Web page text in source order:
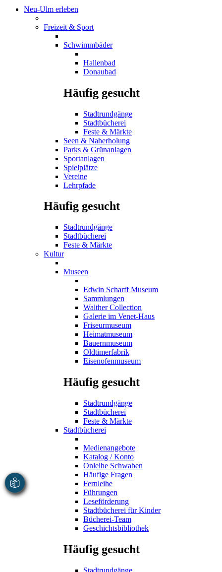
Neu-Ulm erleben
Freizeit & Sport
Schwimmbäder
Hallenbad
Donaubad
Häufig gesucht
Stadtrundgänge
Stadtbücherei
Feste & Märkte
Seen & Naherholung
Parks & Grünanlagen
Sportanlagen
Spielplätze
Vereine
Lehrpfade
Häufig gesucht
Stadtrundgänge
Stadtbücherei
Feste & Märkte
Kultur
Museen
Edwin Scharff Museum
Sammlungen
Walther Collection
Galerie im Venet-Haus
Friseurmuseum
Heimatmuseum
Bauernmuseum
Oldtimerfabrik
Eisenofenmuseum
Häufig gesucht
Stadtrundgänge
Stadtbücherei
Feste & Märkte
Stadtbücherei
Medienangebote
Katalog / Konto
Onleihe Schwaben
Häufige Fragen
Fernleihe
Führungen
Leseförderung
Stadtbücherei für Kinder
Bücherei-Team
Geschichtsbibliothek
Häufig gesucht
Stadtrundgänge